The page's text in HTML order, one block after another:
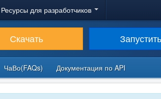
Ресурсы для разработчиков
Скачать Запустить
ЧаВо(FAQs) Документация по API